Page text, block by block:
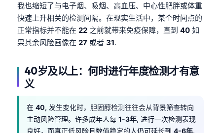
我也缩短了与电子烟、吸烟、高血压、中心性肥胖或体重
快速上升相关的检测间隔。在现实生活中，某个时间点的
正常指标并不能在 22 之前就带来免疫保障，直到 40 如
果其余风险画像在 27 或者 31.
40岁及以上：何时进行年度检测才有意
义
在 40, 发生变化时，胆固醇检测往往会从背景筛查转向
主动风险管理。许多成年人每 1-3年, 进行一次检测表现
良好，而真正低风险且数值稳定的人仍可延长到 4-6年.